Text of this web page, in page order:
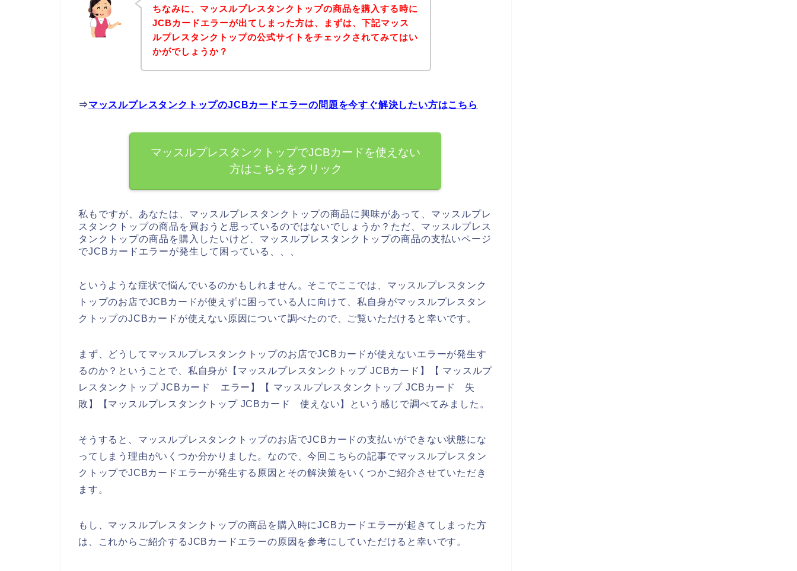
ちなみに、マッスルプレスタンクトップの商品を購入する時に
JCBカードエラーが出てしまった方は、まずは、下記マッス
ルプレスタンクトップの公式サイトをチェックされてみてはい
かがでしょうか？
⇒マッスルプレスタンクトップのJCBカードエラーの問題を今すぐ解決したい方はこちら
マッスルプレスタンクトップでJCBカードを使えない
方はこちらをクリック
私もですが、あなたは、マッスルプレスタンクトップの商品に興味があって、マッスルプレ
スタンクトップの商品を買おうと思っているのではないでしょうか？ただ、マッスルプレス
タンクトップの商品を購入したいけど、マッスルプレスタンクトップの商品の支払いページ
でJCBカードエラーが発生して困っている、、、
というような症状で悩んでいるのかもしれません。そこでここでは、マッスルプレスタンク
トップのお店でJCBカードが使えずに困っている人に向けて、私自身がマッスルプレスタン
クトップのJCBカードが使えない原因について調べたので、ご覧いただけると幸いです。
まず、どうしてマッスルプレスタンクトップのお店でJCBカードが使えないエラーが発生す
るのか？ということで、私自身が【マッスルプレスタンクトップ JCBカード】【 マッスルプ
レスタンクトップ JCBカード エラー】【 マッスルプレスタンクトップ JCBカード 失
敗】【マッスルプレスタンクトップ JCBカード 使えない】という感じで調べてみました。
そうすると、マッスルプレスタンクトップのお店でJCBカードの支払いができない状態にな
ってしまう理由がいくつか分かりました。なので、今回こちらの記事でマッスルプレスタン
クトップでJCBカードエラーが発生する原因とその解決策をいくつかご紹介させていただき
ます。
もし、マッスルプレスタンクトップの商品を購入時にJCBカードエラーが起きてしまった方
は、これからご紹介するJCBカードエラーの原因を参考にしていただけると幸いです。